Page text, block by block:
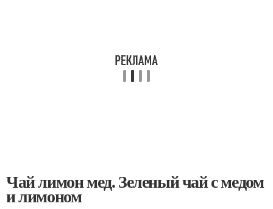
Чай лимон мед. Зеленый чай с медом
и лимоном